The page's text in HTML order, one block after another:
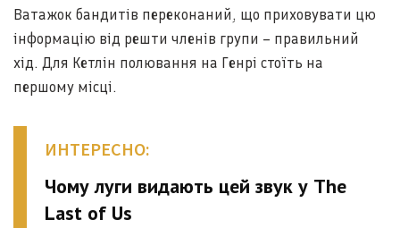
Ватажок бандитів переконаний, що приховувати цю
інформацію від решти членів групи – правильний
хід. Для Кетлін полювання на Генрі стоїть на
першому місці.
ИНТЕРЕСНО:
Чому луги видають цей звук у The
Last of Us